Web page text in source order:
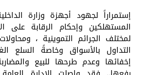
إستمراراً لجهود أجهزة وزارة
المستهلكين وإحكام الرقابة على
لمختلف الجرائم التموينية ،
التداول بالأسواق وخاصةً السلع
إخفائها وعدم طرحها للبيع